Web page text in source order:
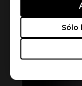
Sólo